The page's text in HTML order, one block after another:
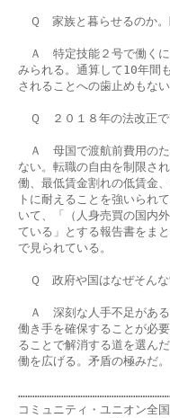
Ｑ　家族と暮らせるのか。
Ａ　特定技能２号で働く
みられる。通算して10年間
されることへの歯止めもない
Ｑ　２０１８年の法改正
Ａ　母国で渡航前費用の
ない。転職の自由を制限さ
働、最低賃金割れの低賃金
トに耐えることを強いられ
いて、「（人身売買の国内
ている」とする報告書をま
で見られている。
Ｑ　政府や国はなぜそん
Ａ　深刻な人手不足があ
働き手を確保することが必
ることで解消する道を選ん
働を広げる。矛盾の極みだ。
コミュニティ・ユニオン